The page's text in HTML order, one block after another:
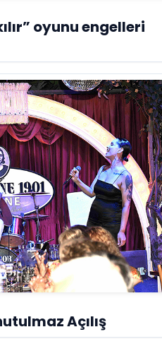
oyunu engelleri
Açılış